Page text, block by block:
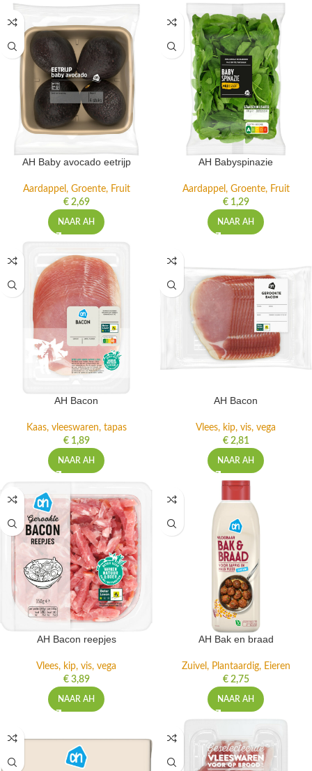
AH Baby avocado eetrijp
Aardappel, Groente, Fruit
€2,69
NAAR AH
AH Babyspinazie
Aardappel, Groente, Fruit
€1,29
NAAR AH
AH Bacon
Kaas, vleeswaren, tapas
€1,89
NAAR AH
AH Bacon
Vlees, kip, vis, vega
€2,81
NAAR AH
AH Bacon reepjes
Vlees, kip, vis, vega
€3,89
NAAR AH
AH Bak en braad
Zuivel, Plantaardig, Eieren
€2,75
NAAR AH